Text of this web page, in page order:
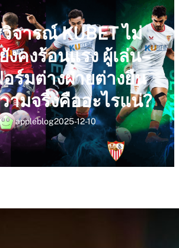
จารณ์ KUBET ไม่
งคงร้อนแรง ผู้เล่น–
ร์มต่างฝ่ายต่างยืน
ามจริงคืออะไรแน่?
appleblog2025-12-10